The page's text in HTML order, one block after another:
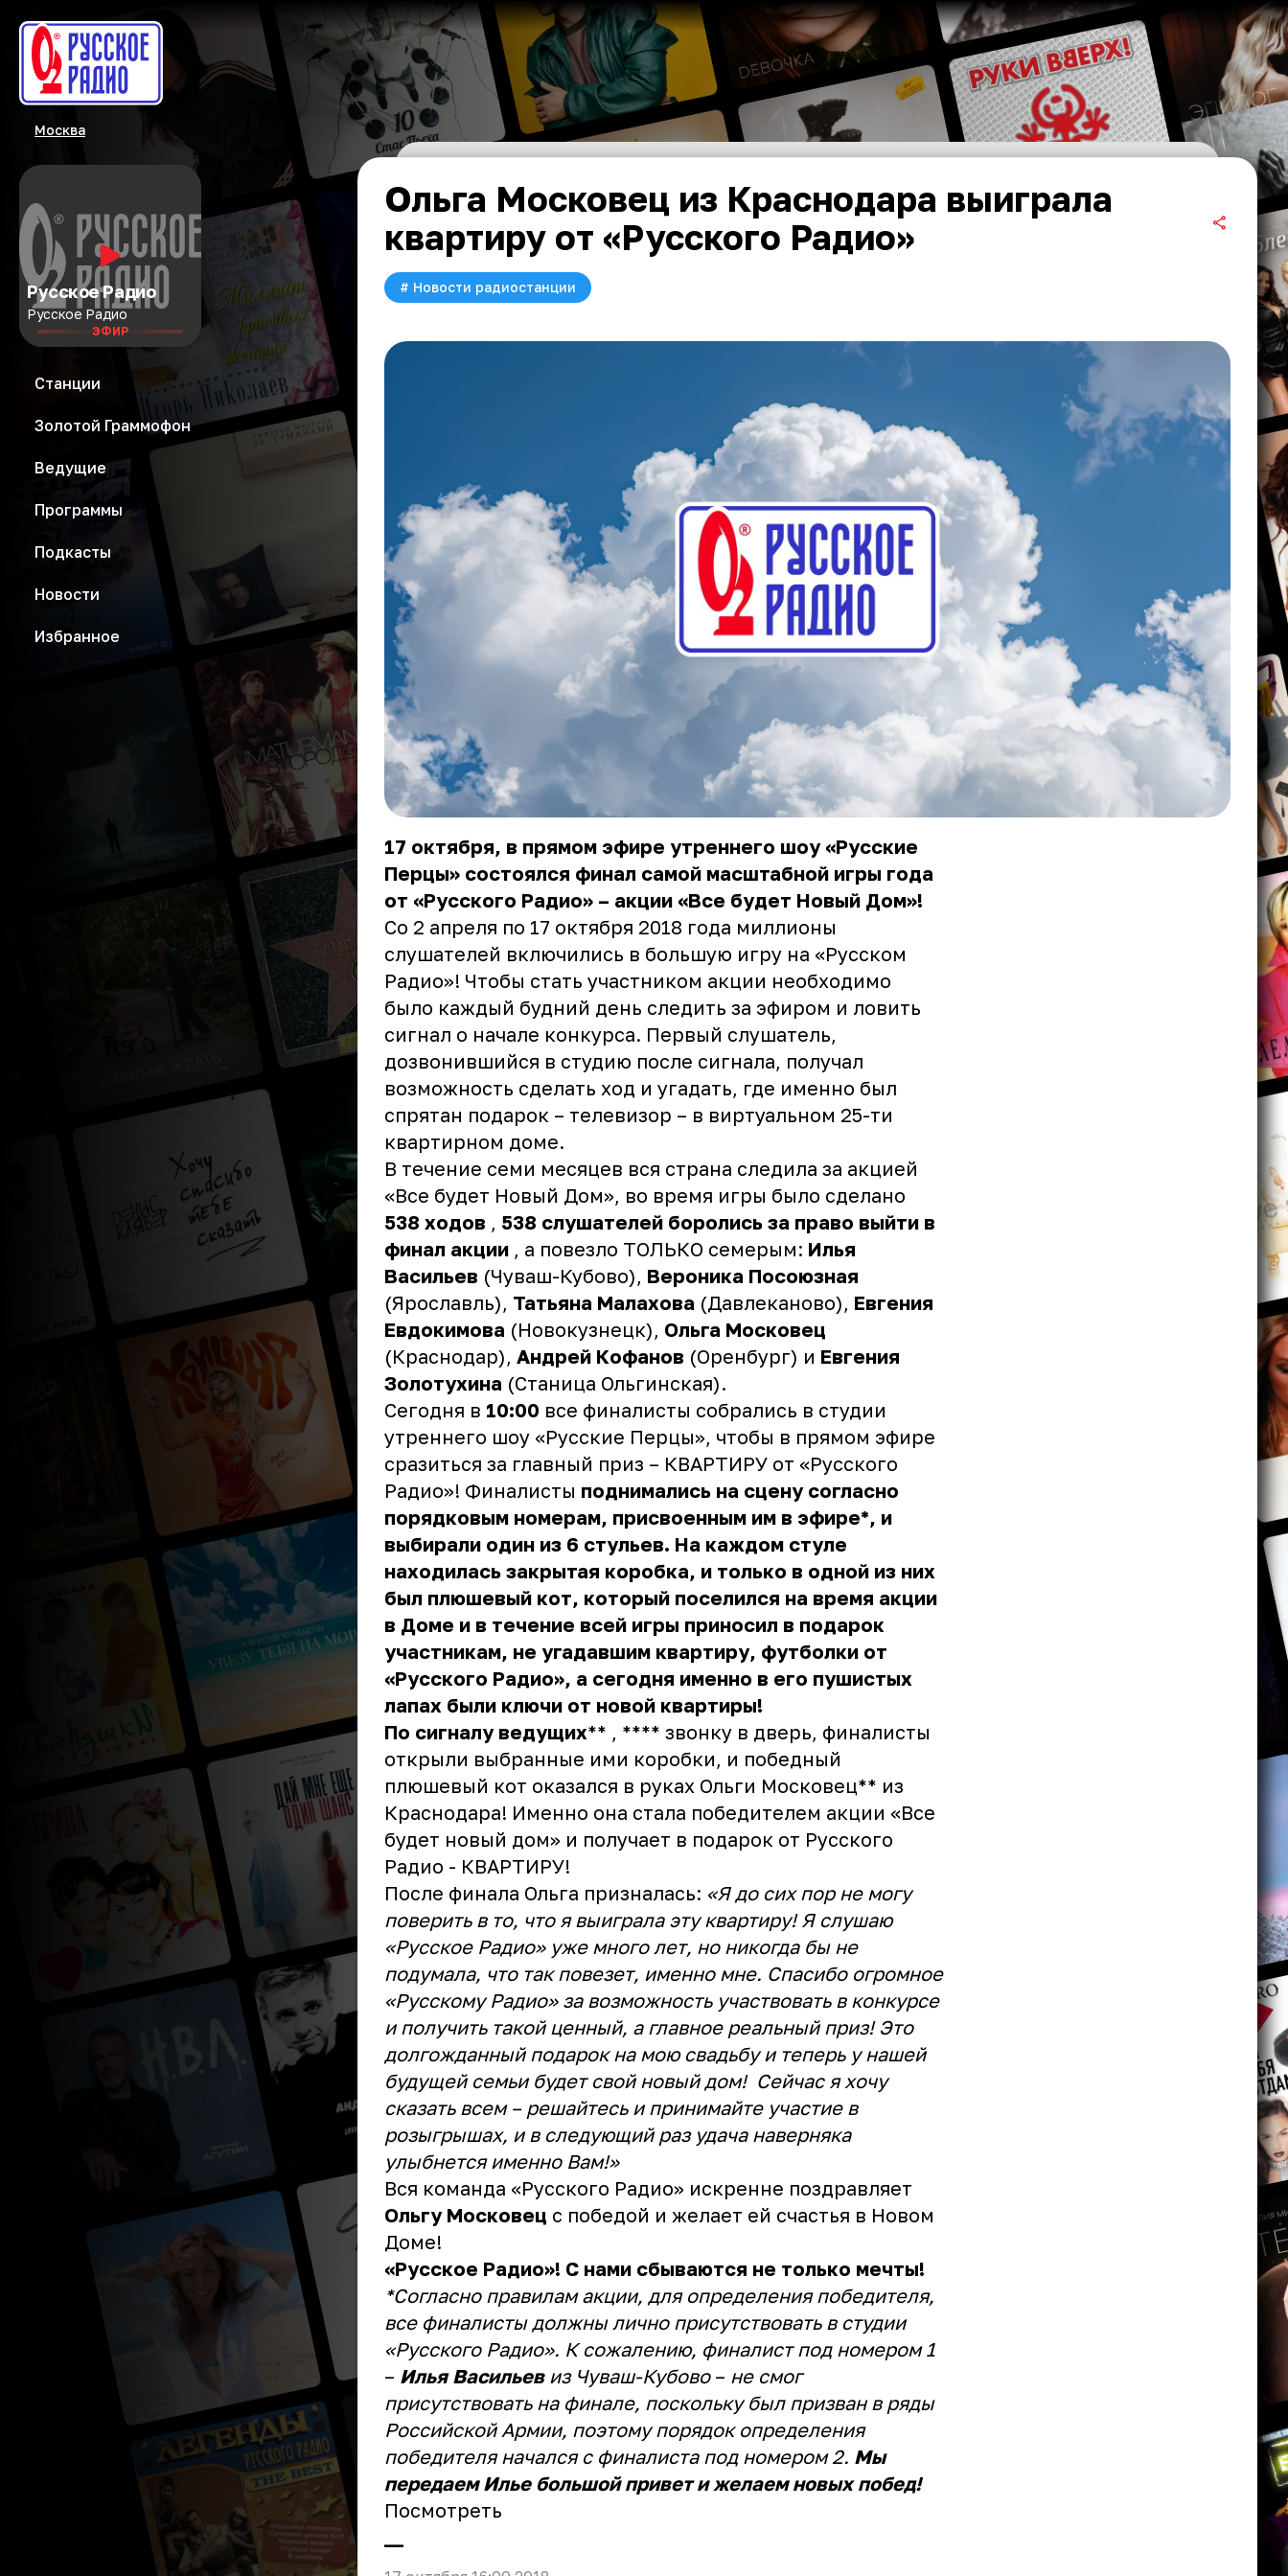
Москва
Русское Радио
Русское Радио
ЭФИР
Станции
Золотой Граммофон
Ведущие
Программы
Подкасты
Новости
Избранное
Ольга Московец из Краснодара выиграла
квартиру от «Русского Радио»
# Новости радиостанции
17 октября, в прямом эфире утреннего шоу «Русские
Перцы» состоялся финал самой масштабной игры года
от «Русского Радио» – акции «Все будет Новый Дом»!
Со 2 апреля по 17 октября 2018 года миллионы
слушателей включились в большую игру на «Русском
Радио»! Чтобы стать участником акции необходимо
было каждый будний день следить за эфиром и ловить
сигнал о начале конкурса. Первый слушатель,
дозвонившийся в студию после сигнала, получал
возможность сделать ход и угадать, где именно был
спрятан подарок – телевизор – в виртуальном 25-ти
квартирном доме.
В течение семи месяцев вся страна следила за акцией
«Все будет Новый Дом», во время игры было сделано
538 ходов
538 слушателей боролись за право выйти в
финал акции , а повезло ТОЛЬКО семерым: Илья
Васильев (Чуваш-Кубово), Вероника Посоюзная
(Ярославль), Татьяна Малахова (Давлеканово), Евгения
Евдокимова (Новокузнецк), Ольга Московец
(Краснодар), Андрей Кофанов (Оренбург) и Евгения
Золотухина (Станица Ольгинская).
Сегодня в 10:00 все финалисты собрались в студии
утреннего шоу «Русские Перцы», чтобы в прямом эфире
сразиться за главный приз – КВАРТИРУ от «Русского
Радио»! Финалисты поднимались на сцену согласно
порядковым номерам, присвоенным им в эфире*, и
выбирали один из 6 стульев. На каждом стуле
находилась закрытая коробка, и только в одной из них
был плюшевый кот, который поселился на время акции
в Доме и в течение всей игры приносил в подарок
участникам, не угадавшим квартиру, футболки от
«Русского Радио», а сегодня именно в его пушистых
лапах были ключи от новой квартиры!
По сигналу ведущих** , **** звонку в дверь, финалисты
открыли выбранные ими коробки, и победный
плюшевый кот оказался в руках Ольги Московец** из
Краснодара! Именно она стала победителем акции «Все
будет новый дом» и получает в подарок от Русского
Радио - КВАРТИРУ!
После финала Ольга призналась: «Я до сих пор не могу
поверить в то, что я выиграла эту квартиру! Я слушаю
«Русское Радио» уже много лет, но никогда бы не
подумала, что так повезет, именно мне. Спасибо огромное
«Русскому Радио» за возможность участвовать в конкурсе
и получить такой ценный, а главное реальный приз! Это
долгожданный подарок на мою свадьбу и теперь у нашей
будущей семьи будет свой новый дом! Сейчас я хочу
сказать всем – решайтесь и принимайте участие в
розыгрышах, и в следующий раз удача наверняка
улыбнется именно Вам!»
Вся команда «Русского Радио» искренне поздравляет
Ольгу Московец с победой и желает ей счастья в Новом
Доме!
«Русское Радио»! С нами сбываются не только мечты!
*Согласно правилам акции, для определения победителя,
все финалисты должны лично присутствовать в студии
«Русского Радио». К сожалению, финалист под номером 1
– Илья Васильев из Чуваш-Кубово– не смог
присутствовать на финале, поскольку был призван в ряды
Российской Армии, поэтому порядок определения
победителя начался с финалиста под номером 2. Мы
передаем Илье большой привет и желаем новых побед!
Посмотреть